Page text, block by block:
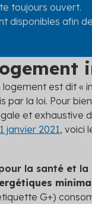
toujours ouvert.
disponibles afin
logement est dit «
par la loi. Pour
et exhaustive
janvier 2021, voici
la santé et
G+)